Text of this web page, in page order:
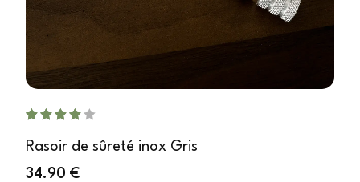
Rasoir de sûreté inox Gris
34.90 €